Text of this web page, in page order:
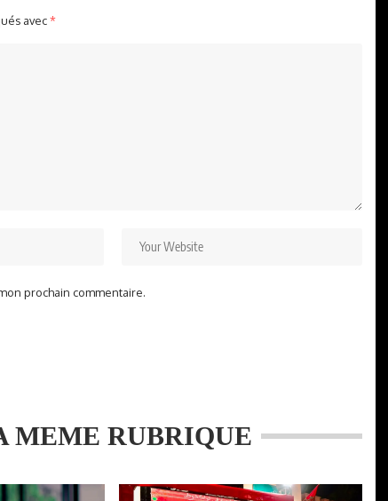
avec*
prochain commentaire.
MEME RUBRIQUE